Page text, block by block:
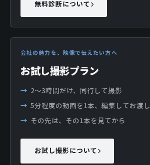
無料診断について
会社の魅力を、映像で伝えたい方へ
お試し撮影プラン
2〜3時間だけ、同行して撮影
5分程度の動画を1本、編集してお渡し
その先は、その1本を見てから
お試し撮影について